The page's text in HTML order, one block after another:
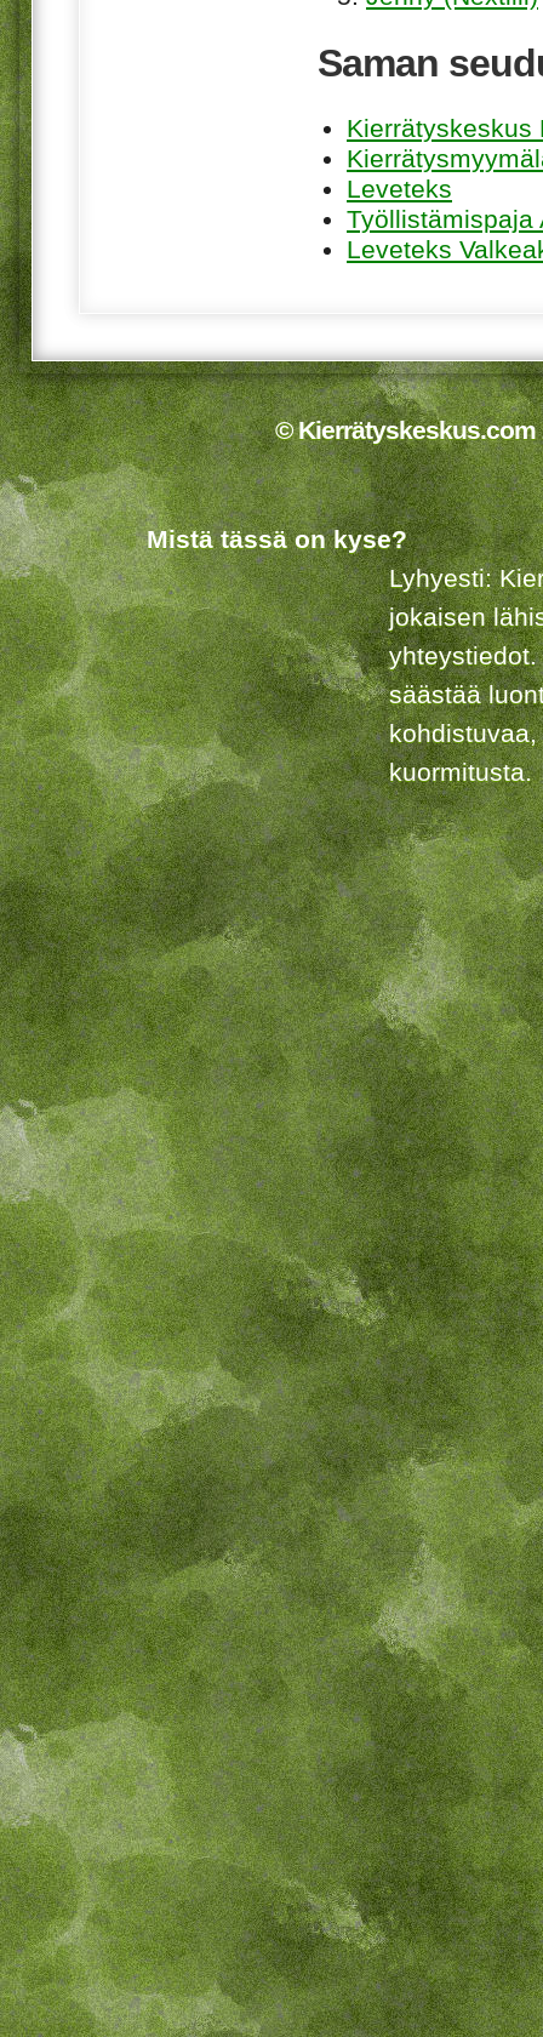
Saman
Kierrätyskeskus
Leveteks
Työllistämispaja
Leveteks
© Kierrätyskeskus.com
Mistä tässä on kyse?
Lyhyesti:
jokaisen
säästää
kuormitusta.